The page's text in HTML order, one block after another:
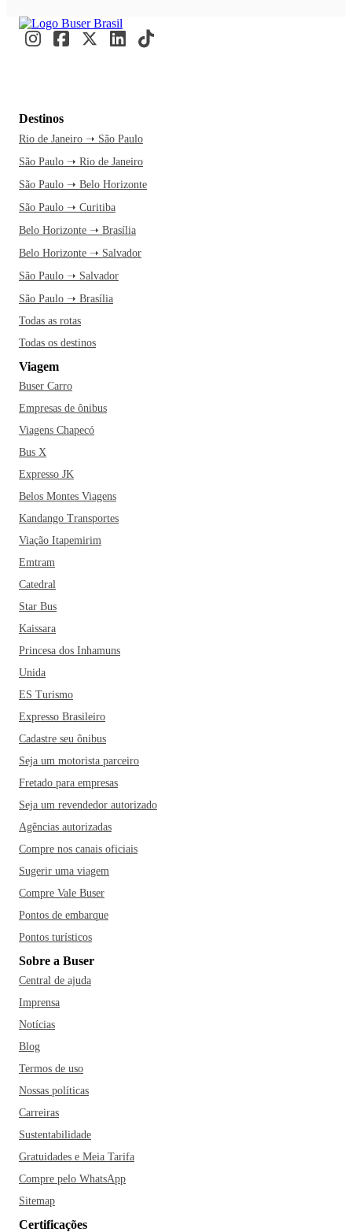
Destinos
Rio de Janeiro ➝ São Paulo
São Paulo ➝ Rio de Janeiro
São Paulo ➝ Belo Horizonte
São Paulo ➝ Curitiba
Belo Horizonte ➝ Brasília
Belo Horizonte ➝ Salvador
São Paulo ➝ Salvador
São Paulo ➝ Brasília
Todas as rotas
Todas os destinos
Viagem
Buser Carro
Empresas de ônibus
Viagens Chapecó
Bus X
Expresso JK
Belos Montes Viagens
Kandango Transportes
Viação Itapemirim
Emtram
Catedral
Star Bus
Kaissara
Princesa dos Inhamuns
Unida
ES Turismo
Expresso Brasileiro
Cadastre seu ônibus
Seja um motorista parceiro
Fretado para empresas
Seja um revendedor autorizado
Agências autorizadas
Compre nos canais oficiais
Sugerir uma viagem
Compre Vale Buser
Pontos de embarque
Pontos turísticos
Sobre a Buser
Central de ajuda
Imprensa
Notícias
Blog
Termos de uso
Nossas políticas
Carreiras
Sustentabilidade
Gratuidades e Meia Tarifa
Compre pelo WhatsApp
Sitemap
Certificações